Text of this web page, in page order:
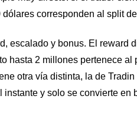
corresponden al split
escalado y bonus. El reward
hasta 2 millones pertenece al
otra vía distinta, la de
y solo se convierte en